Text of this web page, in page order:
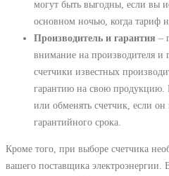
могут быть выгодны, если вы
основном ночью, когда тариф
Производитель и гарантия ‒
внимание на производителя
счетчики известных
гарантию на свою продукцию.
или обменять счетчик, если он
гарантийного срока.
Кроме того, при выборе счетчика
вашего поставщика